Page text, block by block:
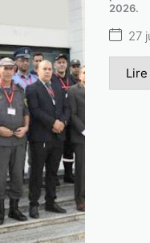
2026.
27